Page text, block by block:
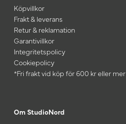
Köpvillkor
Frakt & leverans
Retur & reklamation
Garantivillkor
Integritetspolicy
Cookiepolicy
*Fri frakt vid köp för 600 kr eller mer
Om StudioNord